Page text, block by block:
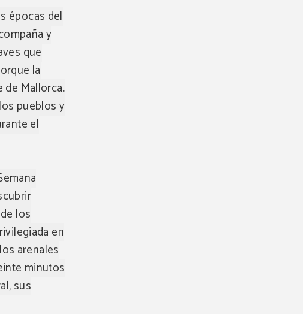
épocas del
y
que
la
de Mallorca.
pueblos y
el
los
en
arenales
minutos
sus